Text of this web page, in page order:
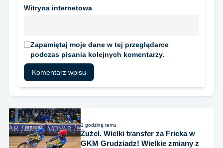
Witryna internetowa
Zapamiętaj moje dane w tej przeglądarce
podczas pisania kolejnych komentarzy.
1 godzinę temu
Żużel. Wielki transfer za Fricka w
GKM Grudziadz! Wielkie zmiany z